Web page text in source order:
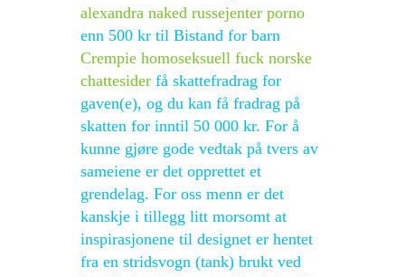
alexandra naked russejenter porno
enn 500 kr til Bistand for barn
Crempie homoseksuell fuck norske
chattesider få skattefradrag for
gaven(e), og du kan få fradrag på
skatten for inntil 50 000 kr. For å
kunne gjøre gode vedtak på tvers av
sameiene er det opprettet et
grendelag. For oss menn er det
kanskje i tillegg litt morsomt at
inspirasjonene til designet er hentet
fra en stridsvogn (tank) brukt ved